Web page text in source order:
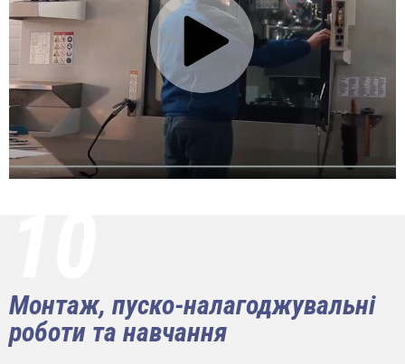
Монтаж, пуско-налагоджувальні
роботи та навчання